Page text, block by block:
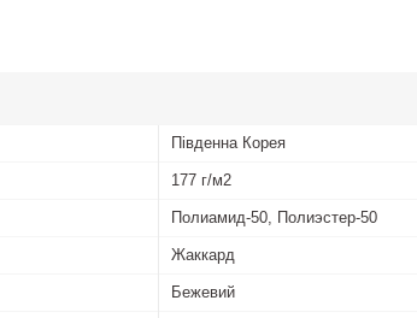
Південна Корея
177 г/м2
Полиамид-50, Полиэстер-50
Жаккард
Бежевий